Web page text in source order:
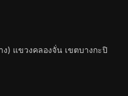
) แขวงคลองจั่น เขตบางกะปิ